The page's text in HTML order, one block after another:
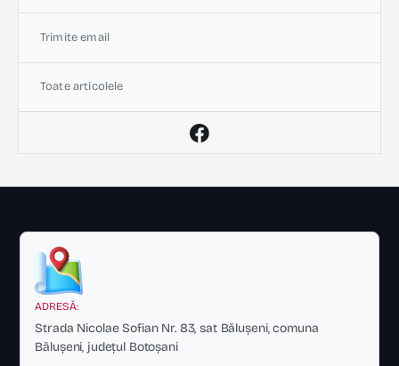
Trimite email
Toate articolele
ADRESĂ:
Strada Nicolae Sofian Nr. 83, sat Bălușeni, comuna
Bălușeni, județul Botoșani